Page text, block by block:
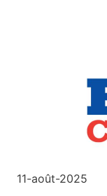
11-août-2025